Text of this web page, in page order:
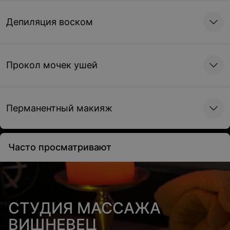
Депиляция воском
Прокол мочек ушей
Перманентный макияж
Часто просматривают
СТУДИЯ МАССАЖА
ВИШНЕВЕЦ